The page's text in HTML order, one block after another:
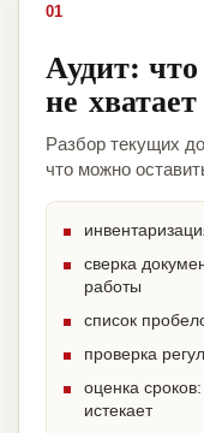
01
Аудит:
не хватает
Разбор текущих
что можно
сверка
работы
список
проверка
оценка
истекает